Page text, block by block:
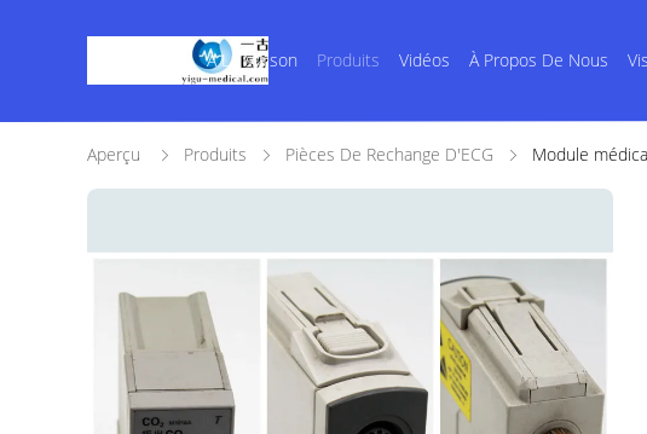
À La Maison Produits Vidéos À Propos De Nous
Aperçu Produits Pièces De Rechange D'ECG Module